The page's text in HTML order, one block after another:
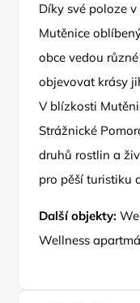
Díky své poloze
Mutěnice
obce vedou
objevovat krásy
V blízkosti
Strážnické
druhů rostlin a
pro pěší turistiku
Další objekty:
Wellness